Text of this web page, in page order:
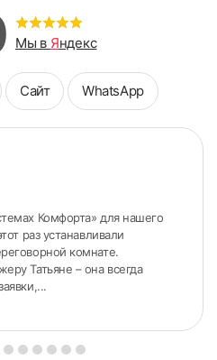
Мы в Яндекс
Сайт WhatsApp
Комфорта» для нашего
раз устанавливали
комнате.
Татьяне – она всегда